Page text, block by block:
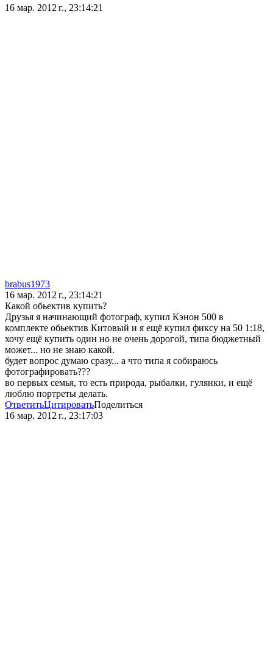
16 мар. 2012 г., 23:14:21
brabus1973
16 мар. 2012 г., 23:14:21
Какой обьектив купить?
Друзья я начинающий фотограф, купил Кэнон 500 в
комплекте обьектив Китовый и я ещё купил фиксу на 50 1:18,
хочу ещё купить один но не очень дорогой, типа бюджетный
может... но не знаю какой.
будет вопрос думаю сразу... а что типа я собираюсь
фотографировать???
во первых семья, то есть природа, рыбалки, гулянки, и ещё
люблю портреты делать.
ОтветитьЦитироватьПоделиться
16 мар. 2012 г., 23:17:03